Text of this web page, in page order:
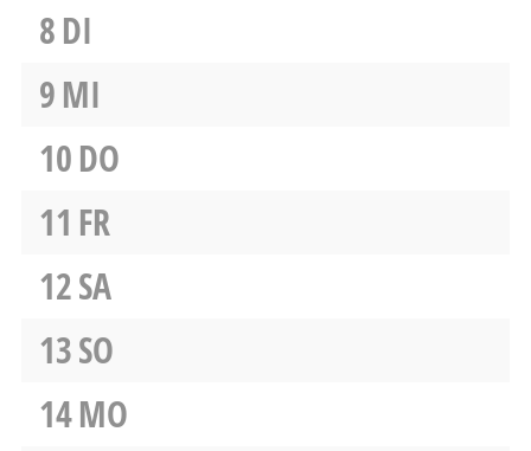
8DI
9MI
10DO
11 FR
12SA
13SO
14MO